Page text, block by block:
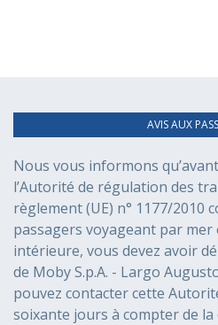
AVIS AUX
Nous vous informons
l’Autorité de régulation des
règlement (UE) n° 1177/2010
passagers voyageant par
intérieure, vous devez avoir
de Moby S.p.A. - Largo
pouvez contacter cette
soixante jours à compter de la